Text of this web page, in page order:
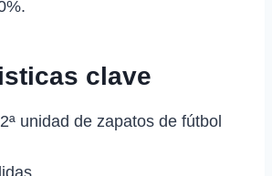
clave
2ª unidad de zapatos de fútbol